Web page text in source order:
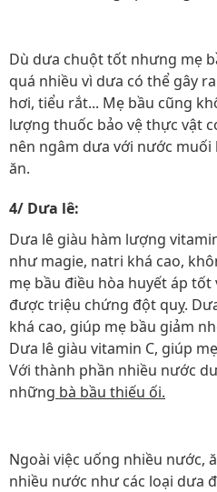
Dù dưa chuột tốt nhưng mẹ
quá nhiều vì dưa có thể gây
hơi, tiểu rắt... Mẹ bầu cũng
lượng thuốc bảo vệ thực vật
nên ngâm dưa với nước
ăn.
4/ Dưa lê:
Dưa lê giàu hàm lượng
như magie, natri khá cao,
mẹ bầu điều hòa huyết áp
được triệu chứng đột quỵ.
khá cao, giúp mẹ bầu giảm
Dưa lê giàu vitamin C, giúp
Với thành phần nhiều nước
những bà bầu thiếu ối.
Ngoài việc uống nhiều nước,
nhiều nước như các loại dưa